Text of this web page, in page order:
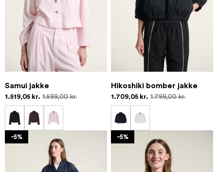
Samui jakke
1.519,05 kr. 1.599,00 kr.
Hikoshiki bomber jakke
1.709,05 kr. 1.799,00 kr.
-5% -5%